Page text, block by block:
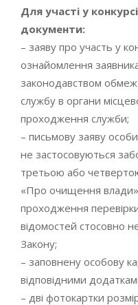
Для участі у
документи:
– заяву про участь у
ознайомлення
законодавством
службу в органи
проходження служби;
– письмову заяву
не застосовуються
третьою або
«Про очищення
проходження
відомостей стосовно
Закону;
– заповнену особову
відповідними
– дві фотокартки